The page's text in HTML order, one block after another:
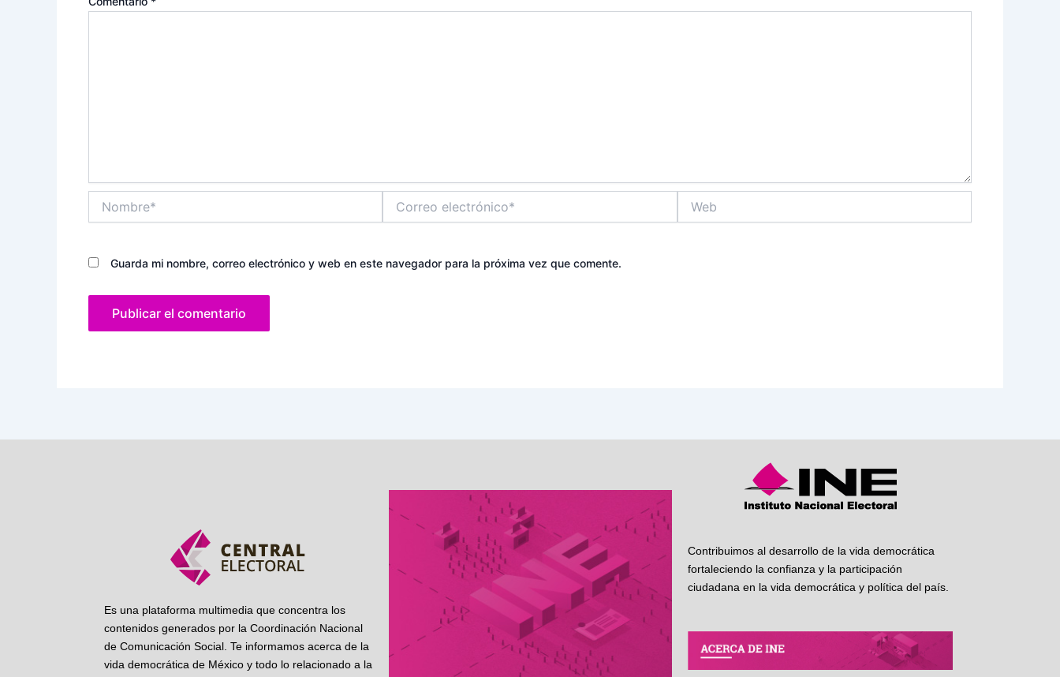
electrónico*
Guarda mi nombre, correo electrónico y web en este navegador para la próxima vez que comente.
Es una plataforma multimedia que concentra los
contenidos generados por la Coordinación Nacional
de Comunicación Social. Te informamos acerca de la
vida democrática de México y todo lo relacionado a la
Contribuimos al desarrollo de la vida democrática
fortaleciendo la confianza y la participación
ciudadana en la vida democrática y política del país.